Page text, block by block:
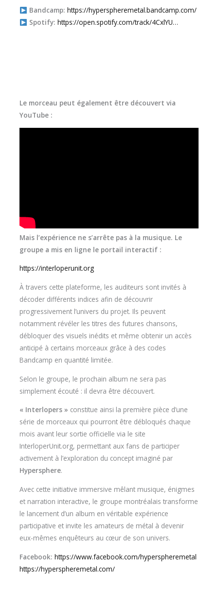
Bandcamp: https://hyperspheremetal.bandcamp.com/
Spotify: https://open.spotify.com/track/4CxlYU…
Le morceau peut également être découvert via
YouTube :
Mais l’expérience ne s’arrête pas à la musique. Le
groupe a mis en ligne le portail interactif :
https://interloperunit.org
À travers cette plateforme, les auditeurs sont invités à
décoder différents indices afin de découvrir
progressivement l’univers du projet. Ils peuvent
notamment révéler les titres des futures chansons,
débloquer des visuels inédits et même obtenir un accès
anticipé à certains morceaux grâce à des codes
Bandcamp en quantité limitée.
Selon le groupe, le prochain album ne sera pas
simplement écouté : il devra être découvert.
« Interlopers » constitue ainsi la première pièce d’une
série de morceaux qui pourront être débloqués chaque
mois avant leur sortie officielle via le site
InterloperUnit.org, permettant aux fans de participer
activement à l’exploration du concept imaginé par
Hypersphere.
Avec cette initiative immersive mêlant musique, énigmes
et narration interactive, le groupe montréalais transforme
le lancement d’un album en véritable expérience
participative et invite les amateurs de métal à devenir
eux-mêmes enquêteurs au cœur de son univers.
Facebook: https://www.facebook.com/hyperspheremetal
https://hyperspheremetal.com/